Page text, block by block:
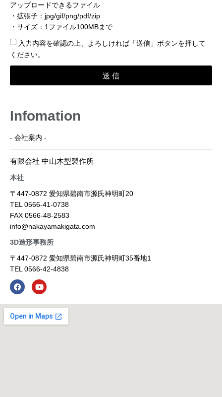
アップロードできるファイル
・拡張子：jpg/gif/png/pdf/zip
・サイズ：1ファイル100MBまで
入力内容を確認​の上、よろしければ「送信」ボタンを押して
ください。
送 信
Infomation
- 会社案内 -
有限会社 中山木型製作所
本社
〒447-0872 愛知県碧南市源氏神明町20
TEL 0566-41-0738
FAX 0566-48-2583
info@nakayamakigata.com
3D造形事務所
〒447-0872 愛知県碧南市源氏神明町35番地1
TEL 0566-42-4838